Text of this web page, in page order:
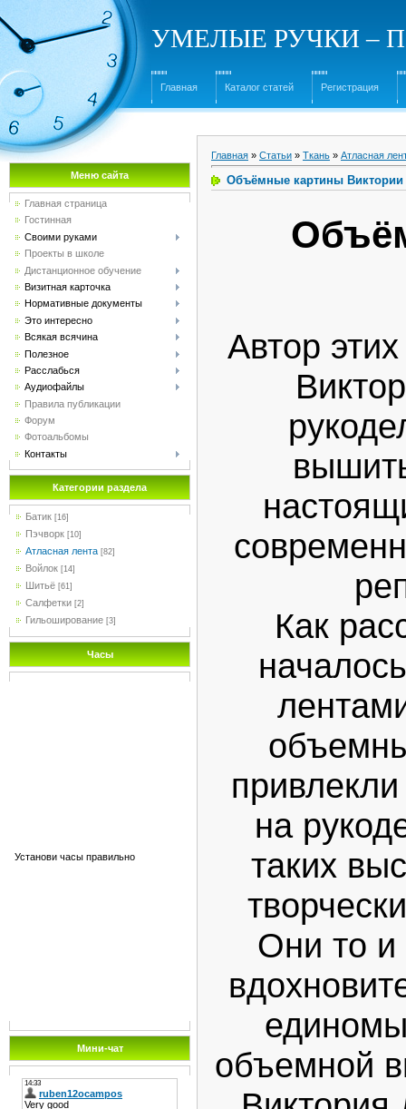
УМЕЛЫЕ РУЧКИ –
Главная Каталог статей Регистрация
Меню сайта
Главная страница
Гостинная
Своими руками
Проекты в школе
Дистанционное обучение
Визитная карточка
Нормативные документы
Это интересно
Всякая всячина
Полезное
Расслабься
Аудиофайлы
Правила публикации
Форум
Фотоальбомы
Контакты
Категории раздела
Батик [16]
Пэчворк [10]
Атласная лента [82]
Войлок [14]
Шитьё [61]
Салфетки [2]
Гильоширование [3]
Часы
Установи часы правильно
Мини-чат
Главная » Статьи » Ткань » Атласная
Объёмные картины
Автор
Как
на
таких
Они то и
объемной